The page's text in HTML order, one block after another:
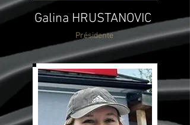
Galina HRUSTANOVIC
Présidente